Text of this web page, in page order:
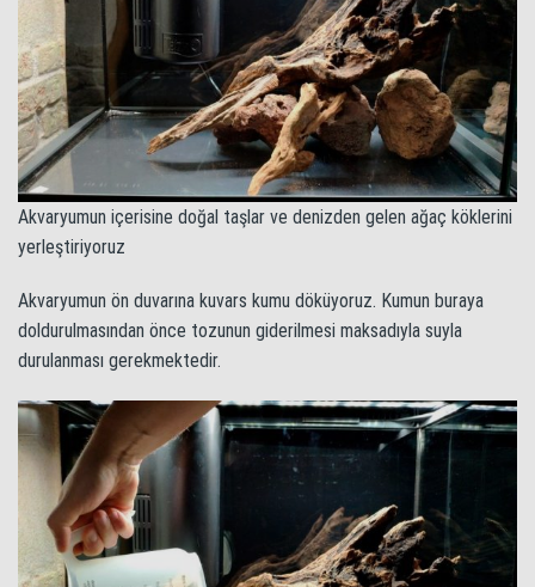
Akvaryumun içerisine doğal taşlar ve denizden gelen ağaç köklerini
yerleştiriyoruz
Akvaryumun ön duvarına kuvars kumu döküyoruz. Kumun buraya
doldurulmasından önce tozunun giderilmesi maksadıyla suyla
durulanması gerekmektedir.